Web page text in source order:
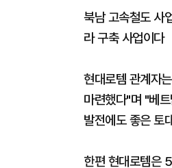
북남 고속철도 사
라 구축 사업이다
현대로템 관계자
마련했다"며 "베
발전에도 좋은 토
한편 현대로템은